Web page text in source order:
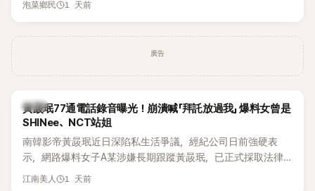
泡菜鄉民 1 天前
廣告
韓星
黃晸珉77通電話錄音曝光！崩潰喊「拜託放過我」 爆料女曾是
SHINee、NCT站姐
南韓影帝黃晸珉近日深陷私生活爭議，經紀公司日前強硬表
示，網路爆料女子A某涉嫌長期跟蹤黃晸珉，已正式採取法律
行動。不過，A並未停止發聲，持續透過社群平台公開爆料，反
江南美人 1 天前